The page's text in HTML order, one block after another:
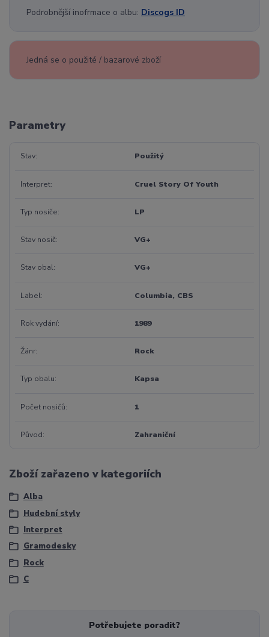
Podrobnější inofrmace o albu: Discogs ID
Jedná se o použité / bazarové zboží
Parametry
Stav Použitý
Interpret Cruel Story Of Youth
Typ nosiče LP
Stav nosič VG+
Stav obal VG+
Label Columbia, CBS
Rok vydání 1989
Žánr Rock
Typ obalu Kapsa
Počet nosičů 1
Původ Zahraniční
Zboží zařazeno v kategoriích
Alba
Hudební styly
Interpret
Gramodesky
Rock
C
Potřebujete poradit?